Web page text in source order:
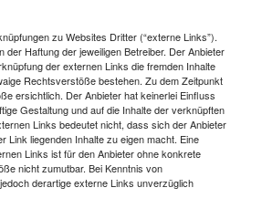
zu Websites Dritter (“externe Links”).
der Haftung der jeweiligen Betreiber. Der Anbieter
der externen Links die fremden Inhalte
Rechtsverstöße bestehen. Zu dem Zeitpunkt
ersichtlich. Der Anbieter hat keinerlei Einfluss
Gestaltung und auf die Inhalte der verknüpften
Links bedeutet nicht, dass sich der Anbieter
Link liegenden Inhalte zu eigen macht. Eine
Links ist für den Anbieter ohne konkrete
nicht zumutbar. Bei Kenntnis von
derartige externe Links unverzüglich